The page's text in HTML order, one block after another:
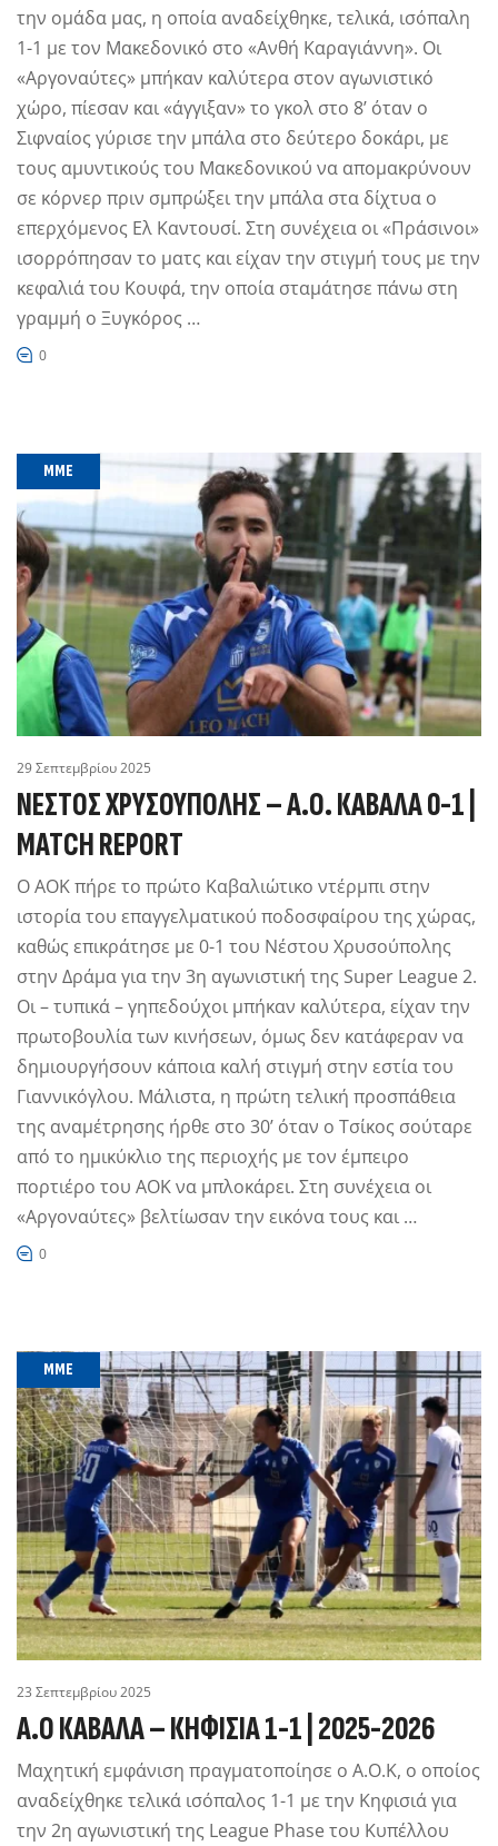
την ομάδα μας, η οποία αναδείχθηκε, τελικά, ισόπαλη
1-1 με τον Μακεδονικό στο «Ανθή Καραγιάννη». Οι
«Αργοναύτες» μπήκαν καλύτερα στον αγωνιστικό
χώρο, πίεσαν και «άγγιξαν» το γκολ στο 8’ όταν ο
Σιφναίος γύρισε την μπάλα στο δεύτερο δοκάρι, με
τους αμυντικούς του Μακεδονικού να απομακρύνουν
σε κόρνερ πριν σμπρώξει την μπάλα στα δίχτυα ο
επερχόμενος Ελ Καντουσί. Στη συνέχεια οι «Πράσινοι»
ισορρόπησαν το ματς και είχαν την στιγμή τους με την
κεφαλιά του Κουφά, την οποία σταμάτησε πάνω στη
γραμμή ο Ξυγκόρος …
0
MME
29 Σεπτεμβρίου 2025
ΝΕΣΤΟΣ ΧΡΥΣΟΥΠΟΛΗΣ – Α.Ο. ΚΑΒΑΛΑ 0-1 |
MATCH REPORT
Ο ΑΟΚ πήρε το πρώτο Καβαλιώτικο ντέρμπι στην
ιστορία του επαγγελματικού ποδοσφαίρου της χώρας,
καθώς επικράτησε με 0-1 του Νέστου Χρυσούπολης
στην Δράμα για την 3η αγωνιστική της Super League 2.
Οι – τυπικά – γηπεδούχοι μπήκαν καλύτερα, είχαν την
πρωτοβουλία των κινήσεων, όμως δεν κατάφεραν να
δημιουργήσουν κάποια καλή στιγμή στην εστία του
Γιαννικόγλου. Μάλιστα, η πρώτη τελική προσπάθεια
της αναμέτρησης ήρθε στο 30’ όταν ο Τσίκος σούταρε
από το ημικύκλιο της περιοχής με τον έμπειρο
πορτιέρο του ΑΟΚ να μπλοκάρει. Στη συνέχεια οι
«Αργοναύτες» βελτίωσαν την εικόνα τους και …
0
MME
23 Σεπτεμβρίου 2025
Α.Ο ΚΑΒΑΛΑ – ΚΗΦΙΣΙΑ 1-1 | 2025-2026
Μαχητική εμφάνιση πραγματοποίησε ο Α.Ο.Κ, ο οποίος
αναδείχθηκε τελικά ισόπαλος 1-1 με την Κηφισιά για
την 2η αγωνιστική της League Phase του Κυπέλλου